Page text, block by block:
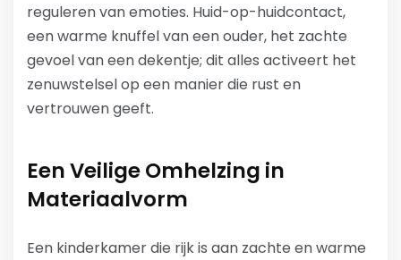
reguleren van emoties. Huid-op-huidcontact,
een warme knuffel van een ouder, het zachte
gevoel van een dekentje; dit alles activeert het
zenuwstelsel op een manier die rust en
vertrouwen geeft.
Een Veilige Omhelzing in
Materiaalvorm
Een kinderkamer die rijk is aan zachte en warme